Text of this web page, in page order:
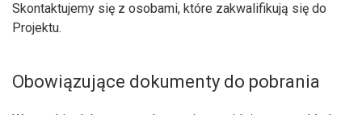
Skontaktujemy się z osobami, które zakwalifikują się do
Projektu.
Obowiązujące dokumenty do pobrania